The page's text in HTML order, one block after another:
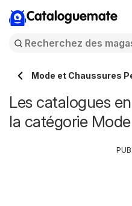
Cataloguemate
Mode et Chaussures
Les catalogues
la catégorie